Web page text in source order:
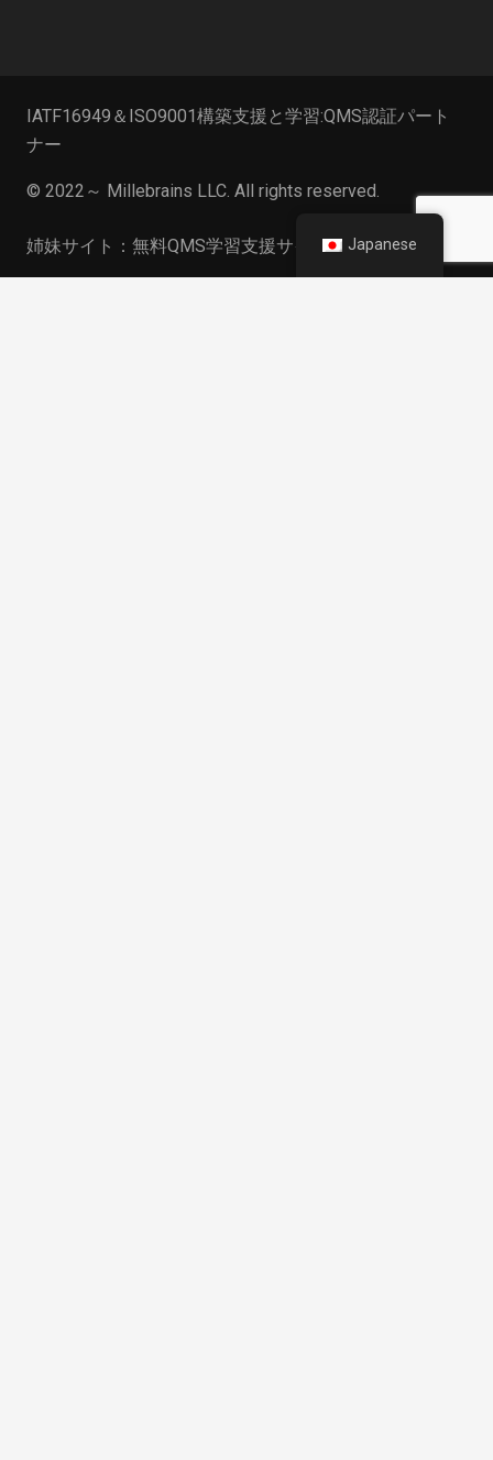
IATF16949＆ISO9001構築支援と学習:QMS認証パート
ナー
© 2022～ Millebrains LLC. All rights reserved.
姉妹サイト：無料QMS学習支援サイト Japanese